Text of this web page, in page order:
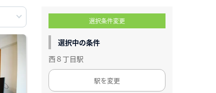
選択条件変更
選択中の条件
西８丁目駅
駅を変更